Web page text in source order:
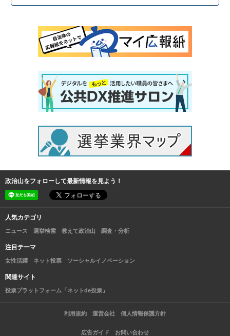
政治山をフォローして最新情報を見よう！
人気カテゴリ
ニュース 選挙検索 教えて政治山 調査・分析
注目テーマ
女性活躍 ネット投票 ソーシャルイノベーション
関連サイト
投票プラットフォーム「ネットde投票」
利用規約 運営会社 個人情報保護方針
広告ガイド お問い合わせ